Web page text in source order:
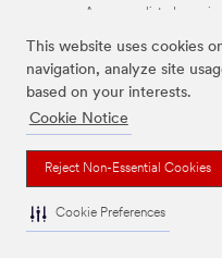
This website uses cookies
navigation, analyze site
based on your interests.
Cookie Notice
Reject Non-Essential Cookies
Cookie Preferences
As marcas listadas a